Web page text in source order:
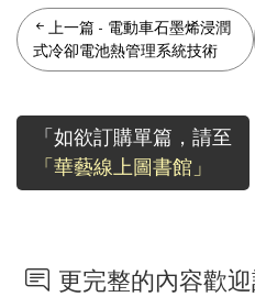
上一篇 - 電動車石墨烯浸潤
式冷卻電池熱管理系統技術
「如欲訂購單篇，請至
「華藝線上圖書館」
更完整的內容歡